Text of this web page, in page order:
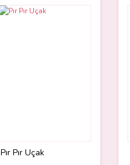
Pır Pır Uçak